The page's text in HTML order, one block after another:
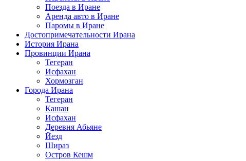
Поезда в Иране
Аренда авто в Иране
Паромы в Иране
Достопримечательности Ирана
История Ирана
Провинции Ирана
Тегеран
Исфахан
Хормозган
Города Ирана
Тегеран
Кашан
Исфахан
Деревня Абьяне
Йезд
Шираз
Остров Кешм